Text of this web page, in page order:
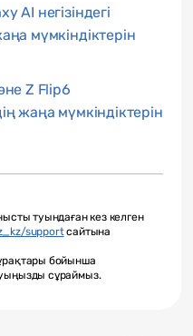
AI негізіндегі
мүмкіндіктерін
Z Flip6
жаңа мүмкіндіктерін
туындаған кез келген
supportсайтына
бойынша
сұраймыз.